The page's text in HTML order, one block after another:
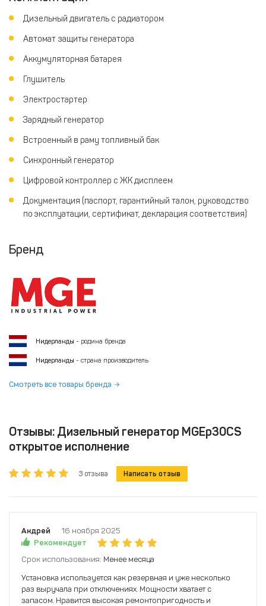
Дизельный двигатель с радиатором
Автомат защиты генератора
Аккумуляторная батарея
Глушитель
Электростартер
Зарядный генератор
Встроенный в раму топливный бак
Синхронный генератор
Цифровой контроллер с ЖК дисплеем
Документация (паспорт, гарантийный талон, руководство
по эксплуатации, сертификат, декларация соответствия)
Бренд
Нидерланды - родина бренда
Нидерланды - страна производитель
Смотреть все товары бренда
Отзывы: Дизельный генератор MGEp30CS
открытое исполнение
3 отзыва Написать отзыв
Андрей
16 ноября 2025
Рекомендует
Срок использования: Менее месяца
Установка используется как резервная и уже несколько
раз выручала при отключениях. Мощности хватает с
запасом. Нравится высокая ремонтопригодность и